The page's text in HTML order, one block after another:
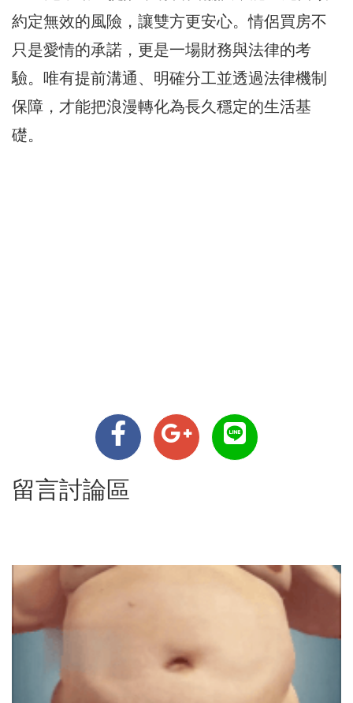
約定無效的風險，讓雙方更安心。情侶買房不
只是愛情的承諾，更是一場財務與法律的考
驗。唯有提前溝通、明確分工並透過法律機制
保障，才能把浪漫轉化為長久穩定的生活基
礎。
留言討論區